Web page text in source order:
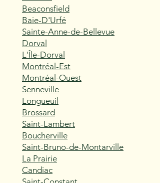
Beaconsfield
Baie-D'Urfé
Sainte-Anne-de-Bellevue
Dorval
L'Île-Dorval
Montréal-Est
Montréal-Ouest
Senneville
Longueuil
Brossard
Saint-Lambert
Boucherville
Saint-Bruno-de-Montarville
La Prairie
Candiac